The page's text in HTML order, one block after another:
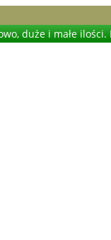
duże i małe ilości.